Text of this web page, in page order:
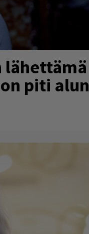
lähettämä
piti alun